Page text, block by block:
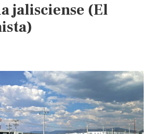
por
jalisciense (El